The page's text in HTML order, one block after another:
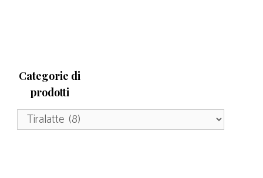
Categorie di
prodotti